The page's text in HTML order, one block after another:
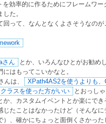
を効率的に作るためにフレームワ
た。
回って、なんとなくよさそうなのが
さん
とか、いろんなひとがお勧め
にはもってこいかなと。
んは、
XPath4AS2を使うよりも
ラスを使った方がいい
とおっし
か、カスタムイベントとか楽にでき
じたことはなかったけど（そんな
）、確かにちょっと面倒くさかっ